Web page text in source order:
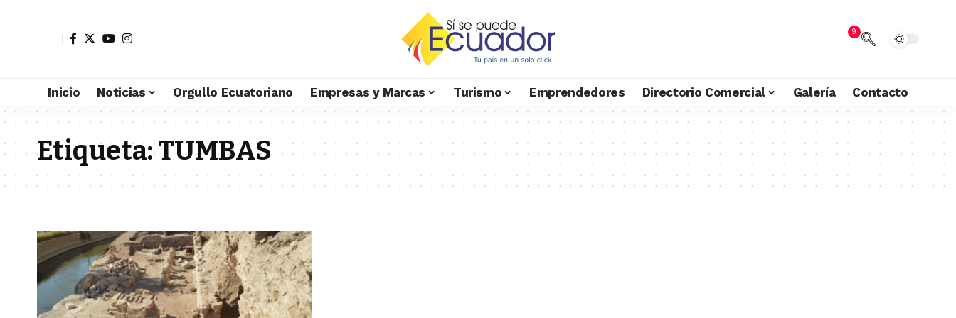
9
Inicio Noticias Orgullo Ecuatoriano Empresas y Marcas Turismo Emprendedores Directorio Comercial Galería Contacto
Etiqueta:TUMBAS